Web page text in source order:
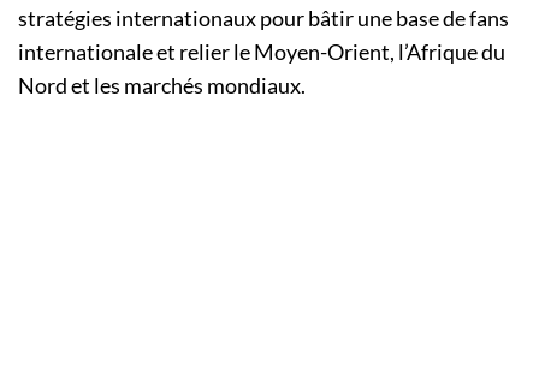
stratégies internationaux pour bâtir une base de fans
internationale et relier le Moyen-Orient, l’Afrique du
Nord et les marchés mondiaux.